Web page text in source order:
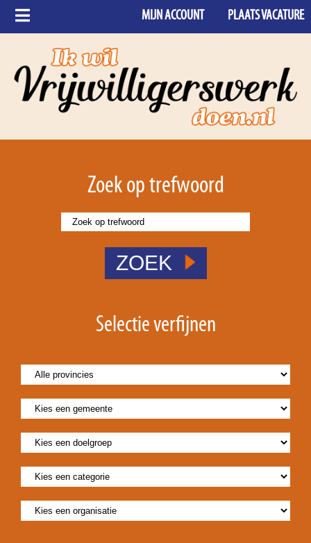
PLAATS VACATURE
MIJN ACCOUNT
Zoek op trefwoord
ZOEK
Selectie verfijnen